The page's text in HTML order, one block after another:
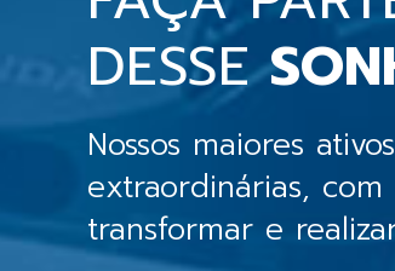
DESSE
Nossos maiores
extraordinárias,
transformar e